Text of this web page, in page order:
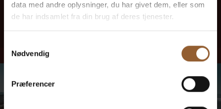
data med andre oplysninger, du har givet dem, eller som
de har indsamlet fra din brug af deres tjenester.
Nødvendig
Præferencer
Her kan du komme forbi og høre spændende historier om
fjordfiskeri, motorer og livet på Tyskerhavnen og Hvide Sande